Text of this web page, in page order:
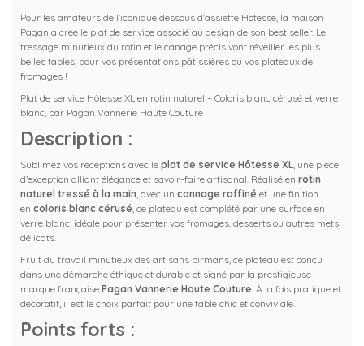
Pour les amateurs de l'iconique dessous d'assiette Hôtesse, la maison
Pagan a créé le plat de service associé au design de son best seller. Le
tressage minutieux du rotin et le canage précis vont réveiller les plus
belles tables, pour vos présentations pâtissières ou vos plateaux de
fromages !
Plat de service Hôtesse XL en rotin naturel – Coloris blanc cérusé et verre
blanc, par Pagan Vannerie Haute Couture
Description :
Sublimez vos réceptions avec le plat de service Hôtesse XL, une pièce
d’exception alliant élégance et savoir-faire artisanal. Réalisé en rotin
naturel tressé à la main, avec un cannage raffiné et une finition
en coloris blanc cérusé, ce plateau est complété par une surface en
verre blanc, idéale pour présenter vos fromages, desserts ou autres mets
délicats.
Fruit du travail minutieux des artisans birmans, ce plateau est conçu
dans une démarche éthique et durable et signé par la prestigieuse
marque française Pagan Vannerie Haute Couture. À la fois pratique et
décoratif, il est le choix parfait pour une table chic et conviviale.
Points forts :